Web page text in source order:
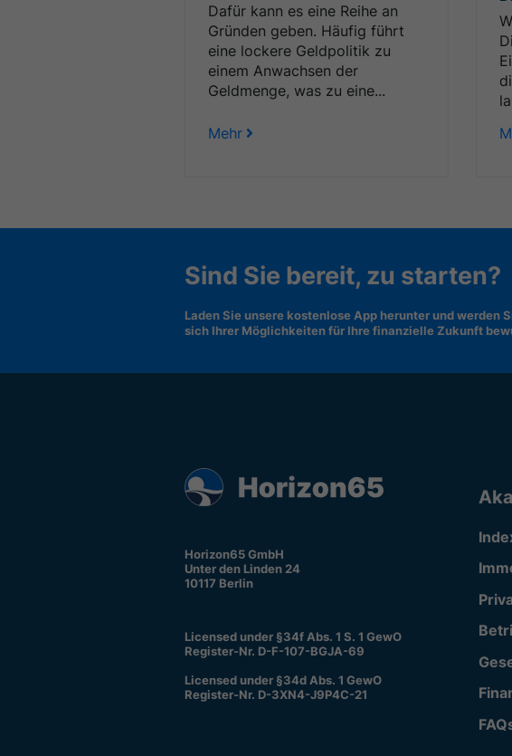
Dafür kann es eine Reihe an
Gründen geben. Häufig führt
eine lockere Geldpolitik zu
einem Anwachsen der
Geldmenge, was zu eine...
Mehr
Sind Sie bereit, zu starten?
Laden Sie unsere kostenlose App herunter und werden
sich Ihrer Möglichkeiten für Ihre finanzielle Zukunft
Horizon65 GmbH
Unter den Linden 24
10117 Berlin
Licensed under §34f Abs. 1 S. 1 GewO
Register-Nr. D-F-107-BGJA-69
Licensed under §34d Abs. 1 GewO
Register-Nr. D-3XN4-J9P4C-21